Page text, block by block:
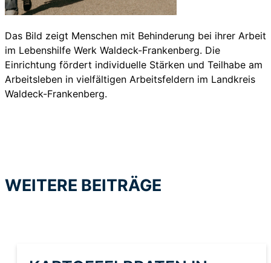
Das Bild zeigt Menschen mit Behinderung bei ihrer Arbeit
im Lebenshilfe Werk Waldeck-Frankenberg. Die
Einrichtung fördert individuelle Stärken und Teilhabe am
Arbeitsleben in vielfältigen Arbeitsfeldern im Landkreis
Waldeck-Frankenberg.
WEITERE BEITRÄGE